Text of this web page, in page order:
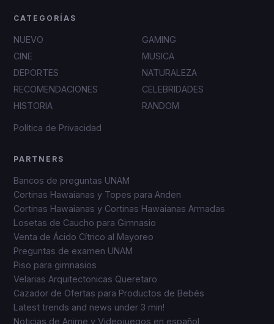
CATEGORÍAS
NUEVO
GAMING
CINE
MUSICA
DEPORTES
NATURALEZA
RECOMENDACIONES
CELEBRIDADES
HISTORIA
RANDOM
Política de Privacidad
PARTNERS
Bancos de preguntas UNAM
Cortinas Hawaianas y Topes para Anden
Cortinas Hawaianas y Cortinas Hawaianas Armadas
Losetas de Caucho para Gimnasio
Venta de Ácido Cítrico al Mayoreo
Preguntas de examen UNAM
Piso para gimnasios
Velarias Arquitectonicas Queretaro
Cazador de Ofertas para Productos de Bebés
Latest trends and news under 3 min!
Noticias de Anime y Videojuegos en español